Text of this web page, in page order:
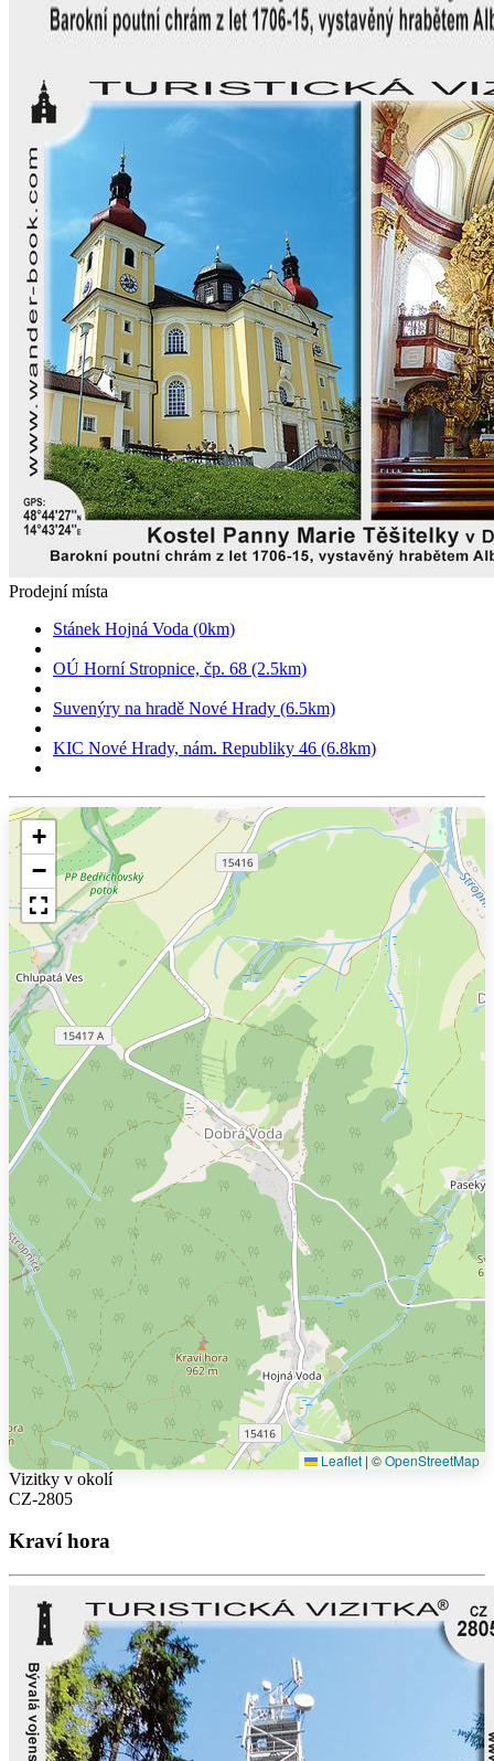
Prodejní místa
Stánek Hojná Voda (0km)
OÚ Horní Stropnice, čp. 68 (2.5km)
Suvenýry na hradě Nové Hrady (6.5km)
KIC Nové Hrady, nám. Republiky 46 (6.8km)
+
−
Leaflet | ©OpenStreetMap
Vizitky v okolí
CZ-2805
Kraví hora